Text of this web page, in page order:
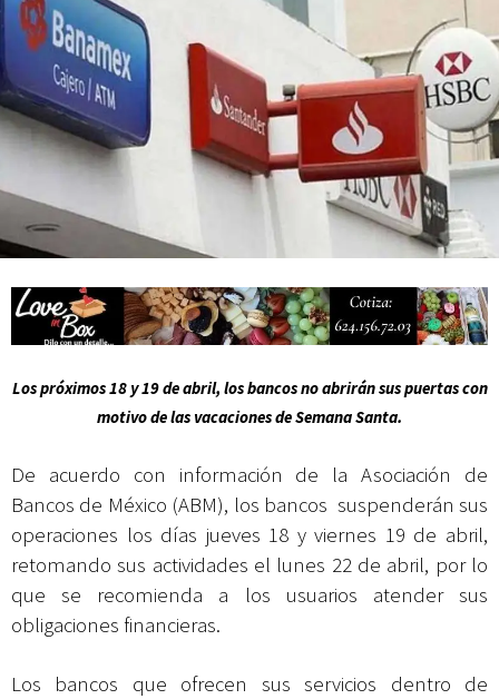
Campesina
Abierto Los Cabos celebra 10 años con un cuadro de lujo y con
actividades de acceso libre
Los próximos 18 y 19 de abril, los bancos no abrirán sus puertas con
motivo de las vacaciones de Semana Santa.
De acuerdo con información de la Asociación de
Bancos de México (ABM), los bancos suspenderán sus
operaciones los días jueves 18 y viernes 19 de abril,
retomando sus actividades el lunes 22 de abril, por lo
que se recomienda a los usuarios atender sus
obligaciones financieras.
Los bancos que ofrecen sus servicios dentro de